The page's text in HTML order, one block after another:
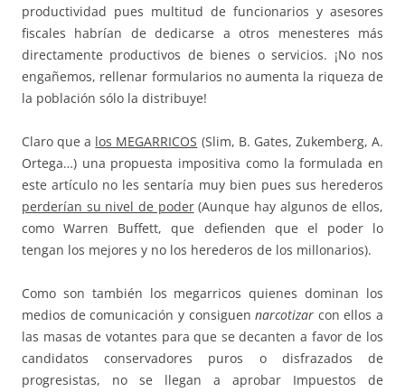
productividad pues multitud de funcionarios y asesores
fiscales habrían de dedicarse a otros menesteres más
directamente productivos de bienes o servicios. ¡No nos
engañemos, rellenar formularios no aumenta la riqueza de
la población sólo la distribuye!
Claro que a los MEGARRICOS (Slim, B. Gates, Zukemberg, A.
Ortega…) una propuesta impositiva como la formulada en
este artículo no les sentaría muy bien pues sus herederos
perderían su nivel de poder(Aunque hay algunos de ellos,
como Warren Buffett, que defienden que el poder lo
tengan los mejores y no los herederos de los millonarios).
Como son también los megarricos quienes dominan los
medios de comunicación y consiguennarcotizar con ellos a
las masas de votantes para que se decanten a favor de los
candidatos conservadores puros o disfrazados de
progresistas, no se llegan a aprobar Impuestos de